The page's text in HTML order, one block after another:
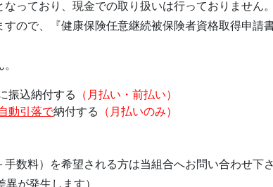
っており、現金での取り扱いは行っておりません。
ので、『健康保険任意継続被保険者資格取得申請
振込納付する （月払い・前払い）
動引落で納付する （月払いのみ）
数料）を希望される方は当組合へお問い合わせ下さ
が発生します）